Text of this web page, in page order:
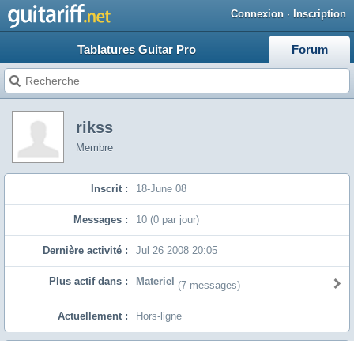
Connexion · Inscription
Tablatures Guitar Pro Forum
rikss
Membre
Inscrit : 18-June 08
Messages : 10 (0 par jour)
Dernière activité : Jul 26 2008 20:05
Plus actif dans : Materiel (7 messages)
Actuellement : Hors-ligne